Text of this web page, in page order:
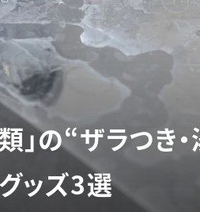
」の“ザラつき
ッズ3選